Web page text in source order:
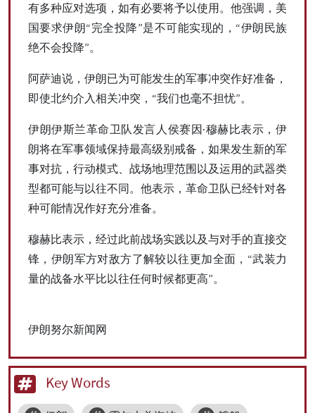
有多种应对选项，如有必要将予以使用。他强调，美
国要求伊朗“完全投降”是不可能实现的，“伊朗民族
绝不会投降”。
阿萨迪说，伊朗已为可能发生的军事冲突作好准备，
即使北约介入相关冲突，“我们也毫不担忧”。
伊朗伊斯兰革命卫队发言人侯赛因·穆赫比表示，伊
朗将在军事领域保持最高级别戒备，如果发生新的军
事对抗，行动模式、战场地理范围以及运用的武器类
型都可能与以往不同。他表示，革命卫队已经针对各
种可能情况作好充分准备。
穆赫比表示，经过此前战场实践以及与对手的直接交
锋，伊朗军方对敌方了解较以往更加全面，“武装力
量的战备水平比以往任何时候都更高”。
伊朗努尔新闻网
Key Words